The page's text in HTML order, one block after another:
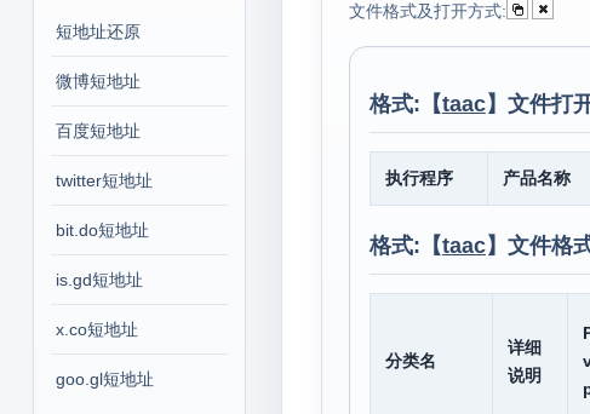
短地址还原
微博短地址
百度短地址
twitter短地址
bit.do短地址
is.gd短地址
x.co短地址
goo.gl短地址
文件格式及打开方式:
格式:【taac】文件打
执行程序 产品名称
格式:【taac】文件格
分类名
详细
说明